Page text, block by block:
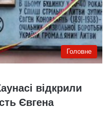
Головне
відкрили
Євгена